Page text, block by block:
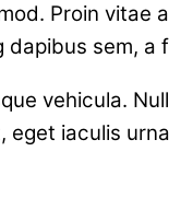
Proin vitae
sem,
vehicula.
eget iaculis